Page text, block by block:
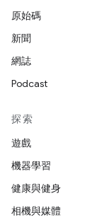
原始碼
新聞
網誌
Podcast
探索
遊戲
機器學習
健康與健身
相機與媒體